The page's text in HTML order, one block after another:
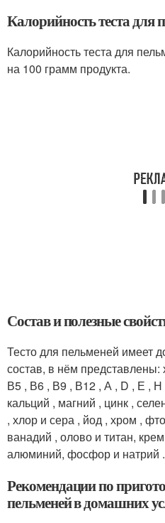
Калорийность теста для
Калорийность теста для
на 100 грамм продукта.
Состав и полезные
Тесто для пельменей имеет
состав, в нём
В5 , В6 , В9 , В12 , А , D , Е , Н
кальций , магний , цинк ,
, хлор и сера , йод , хром ,
ванадий , олово и титан,
алюминий, фосфор и натрий .
Рекомендации по
пельменей в домашних